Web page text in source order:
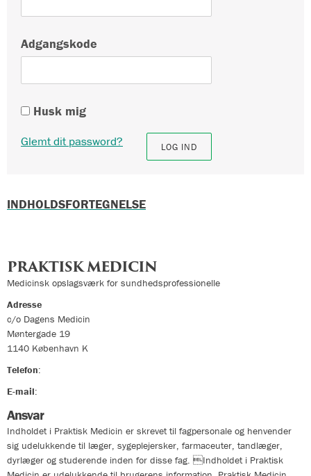
Adgangskode
Husk mig
Glemt dit password?
INDHOLDSFORTEGNELSE
PRAKTISK MEDICIN
Medicinsk opslagsværk for sundhedsprofessionelle
Adresse
c/o Dagens Medicin
Møntergade 19
1140 København K
Telefon:
E-mail:
Ansvar
Indholdet i Praktisk Medicin er skrevet til fagpersonale og henvender
sig udelukkende til læger, sygeplejersker, farmaceuter, tandlæger,
dyrlæger og studerende inden for disse fag. Indholdet i Praktisk